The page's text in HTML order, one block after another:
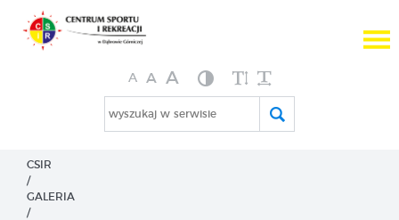
A A A 
wyszukaj w serwisie
CSIR
/
GALERIA
/